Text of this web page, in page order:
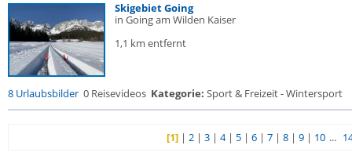
Skigebiet Going
in Going am Wilden Kaiser
1,1 km entfernt
8 Urlaubsbilder 0 Reisevideos Kategorie: Sport & Freizeit - Wintersport
[1]| 2| 3| 4| 5| 6| 7| 8| 9| 10 ...